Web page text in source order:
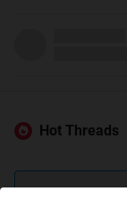
Hot Threads